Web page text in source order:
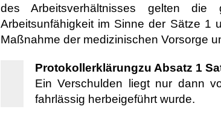
des Arbeitsverhältnisses gelten die
Arbeitsunfähigkeit im Sinne der Sätze 1
Maßnahme der medizinischen Vorsorge
Protokollerklärungzu Absatz 1
Ein Verschulden liegt nur dann
fahrlässig herbeigeführt wurde.